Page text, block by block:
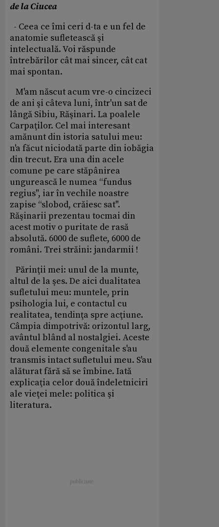
de la Ciucea
- Ceea ce îmi ceri d-ta e un fel de
anatomie sufletească şi
intelectuală. Voi răspunde
întrebărilor cât mai sincer, cât cat
mai spontan.
M'am născut acum vre-o cincizeci
de ani şi câteva luni, într'un sat de
lângă Sibiu, Răşinari. La poalele
Carpaţilor. Cel mai interesant
amănunt din istoria satului meu:
n'a făcut niciodată parte din iobăgia
din trecut. Era una din acele
comune pe care stăpânirea
ungurească le numea “fundus
regius", iar în vechile noastre
zapise “slobod, crăiesc sat".
Răşinarii prezentau tocmai din
acest motiv o puritate de rasă
absolută. 6000 de suflete, 6000 de
români. Trei străini: jandarmii !
Părinţii mei: unul de la munte,
altul de la şes. De aici dualitatea
sufletului meu: muntele, prin
psihologia lui, e contactul cu
realitatea, tendinţa spre acţiune.
Câmpia dimpotrivă: orizontul larg,
avântul blând al nostalgiei. Aceste
două elemente congenitale s'au
transmis intact sufletului meu. S'au
alăturat fără să se îmbine. Iată
explicaţia celor două îndeletniciri
ale vieţei mele: politica şi
literatura.